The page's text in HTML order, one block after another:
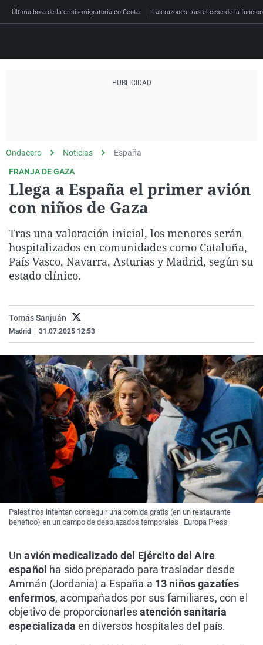
Última hora de la crisis migratoria en Ceuta Las razones tras el cese de la
La brújula
Radioestadio noche
El colegio invisible
El viaje del Guernica
Prohibido morirse
Esto no ha pasado
España
Cantabria
Comunidad de Madrid
Comunitat Valenciana
País Vasco
Economía
Deportes
Motor
El tiempo
Cultura
Gastronomía
Medio ambiente
Ondacero Noticias
España
FRANJA DE GAZA
Llega a España el primer avión
con niños de Gaza
Tras una valoración inicial, los menores serán
hospitalizados en comunidades como Cataluña,
País Vasco, Navarra, Asturias y Madrid, según su
estado clínico.
Tomás Sanjuán
Madrid 31.07.2025 12:53
Palestinos intentan conseguir una comida gratis (en un restaurante
benéfico) en un campo de desplazados temporales | Europa Press
Unavión medicalizado del Ejército del Aire
español ha sido preparado para trasladar desde
Ammán (Jordania) a España a 13 niños gazatíes
enfermos, acompañados por sus familiares, con el
objetivo de proporcionarlesatención sanitaria
especializada en diversos hospitales del país.